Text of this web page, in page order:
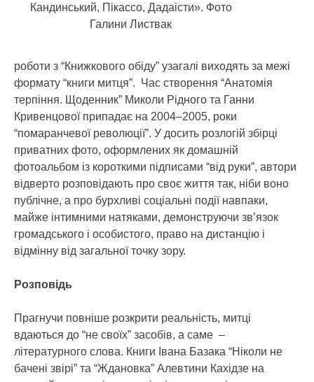
Кандинський, Пікассо, Дадаісти». Фото
Галини Листвак
роботи з “Книжкового обіду” узагалі виходять за межі
формату “книги митця”. Час створення “Анатомія
терпіння. Щоденник” Миколи Рідного та Ганни
Кривенцової припадає на 2004–2005, роки
“помаранчевої революції”. У досить розлогій збірці
приватних фото, оформлених як домашній
фотоальбом із короткими підписами “від руки”, автори
відверто розповідають про своє життя так, ніби воно
публічне, а про бурхливі соціальні події навпаки,
майже інтимними натяками, демонструючи зв’язок
громадського і особистого, право на дистанцію і
відмінну від загальної точку зору.
Розповідь
Прагнучи повніше розкрити реальність, митці
вдаються до “не своїх” засобів, а саме –
літературного слова. Книги Івана Базака “Ніколи не
бачені звірі” та “Ждановка” Алевтини Кахідзе на